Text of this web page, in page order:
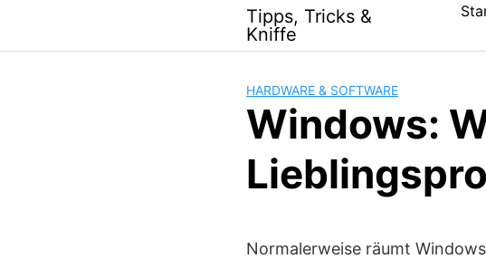
content
Tipps, Tricks &
Kniffe
HARDWARE & SOFTWARE
Windows:
Normalerweise räumt